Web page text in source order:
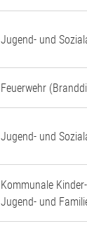
Jugend- und
Feuerwehr
Jugend- und
Kommunale
Jugend- und